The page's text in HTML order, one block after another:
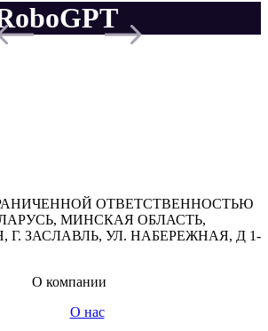
ОТВЕТСТВЕННОСТЬЮ
МИНСКАЯ ОБЛАСТЬ,
Г. ЗАСЛАВЛЬ, УЛ. НАБЕРЕЖНАЯ, Д 1-
О компании
О нас